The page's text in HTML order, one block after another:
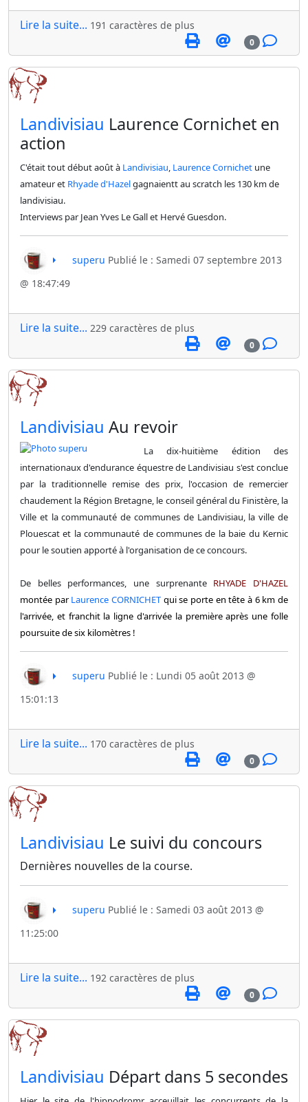
Lire la suite... 191 caractères de plus
0
​Landivisiau Laurence Cornichet en
action
C'était tout début août à Landivisiau, Laurence Cornichet une
amateur et Rhyade d'Hazelgagnaientt au scratch les 130 km de
landivisiau.
Interviews par Jean Yves Le Gall et Hervé Guesdon.
superu Publié le : Samedi 07 septembre 2013
@ 18:47:49
Lire la suite... 229 caractères de plus
0
​Landivisiau Au revoir
La dix-huitième édition des
internationaux d'endurance équestre de Landivisiau s'est conclue
par la traditionnelle remise des prix, l'occasion de remercier
chaudement la Région Bretagne, le conseil général du Finistère, la
Ville et la communauté de communes de Landivisiau, la ville de
Plouescat et la communauté de communes de la baie du Kernic
pour le soutien apporté à l'organisation de ce concours.
De belles performances, une surprenante RHYADE D'HAZEL
montée parLaurence CORNICHET qui se porte en tête à 6 km de
l'arrivée, et franchit la ligne d'arrivée la première après une folle
poursuite de six kilomètres !
superu Publié le : Lundi 05 août 2013 @
15:01:13
Lire la suite... 170 caractères de plus
0
​Landivisiau Le suivi du concours
Dernières nouvelles de la course.
superu Publié le : Samedi 03 août 2013 @
11:25:00
Lire la suite... 192 caractères de plus
0
​Landivisiau Départ dans 5 secondes